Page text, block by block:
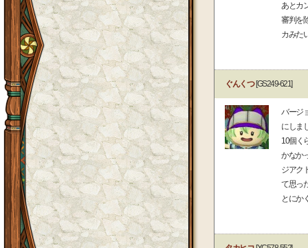
あとカ
審判を
カみた
ぐんくつ[GS249-621]
バージ
にしま
10個く
かなか
ジアク
て思っ
とにか